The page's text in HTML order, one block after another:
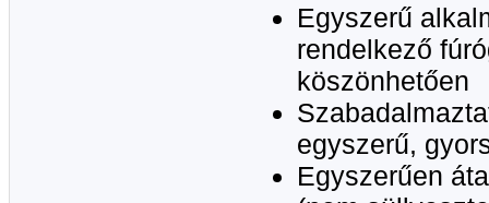
Egyszerű
rendelkező
köszönhetően
egyszerű,
Egyszerűen